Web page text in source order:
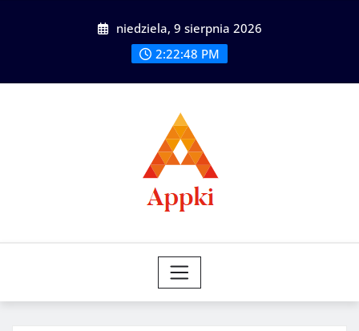
niedziela, 9 sierpnia 2026
2:22:50 PM